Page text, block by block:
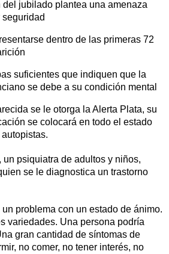
del jubilado plantea una amenaza
dentro de las primeras 72
suficientes que indiquen que la
se debe a su condición mental
se le otorga la Alerta Plata, su
se colocará en todo el estado
un psiquiatra de adultos y niños,
se le diagnostica un trastorno
problema con un estado de ánimo.
variedades. Una persona podría
gran cantidad de síntomas de
no comer, no tener interés, no